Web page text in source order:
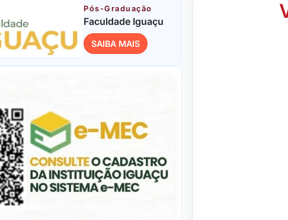
Pós-Graduação
Faculdade Iguaçu
SAIBA MAIS